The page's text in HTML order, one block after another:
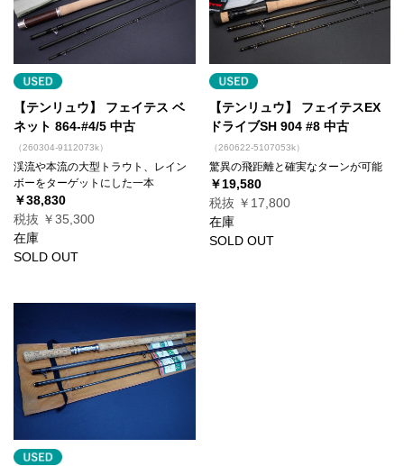
【テンリュウ】 フェイテス ベ
ネット 864-#4/5 中古
（260304-9112073k）
渓流や本流の大型トラウト、レイン
ボーをターゲットにした一本
￥38,830
税抜 ￥35,300
在庫
SOLD OUT
【テンリュウ】 フェイテスEX
ドライブSH 904 #8 中古
（260622-5107053k）
驚異の飛距離と確実なターンが可能
￥19,580
税抜 ￥17,800
在庫
SOLD OUT